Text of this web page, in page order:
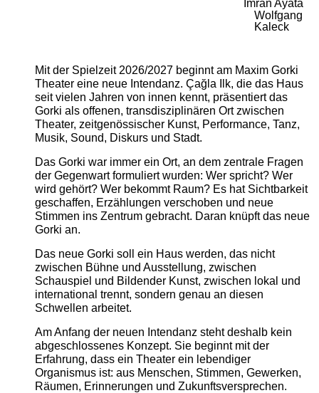
Imran Ayata
Wolfgang
Kaleck
Mit der Spielzeit 2026/2027 beginnt am Maxim Gorki
Theater eine neue Intendanz. Çağla Ilk, die das Haus
seit vielen Jahren von innen kennt, präsentiert das
Gorki als offenen, transdisziplinären Ort zwischen
Theater, zeitgenössischer Kunst, Performance, Tanz,
Musik, Sound, Diskurs und Stadt.
Das Gorki war immer ein Ort, an dem zentrale Fragen
der Gegenwart formuliert wurden: Wer spricht? Wer
wird gehört? Wer bekommt Raum? Es hat Sichtbarkeit
geschaffen, Erzählungen verschoben und neue
Stimmen ins Zentrum gebracht. Daran knüpft das neue
Gorki an.
Das neue Gorki soll ein Haus werden, das nicht
zwischen Bühne und Ausstellung, zwischen
Schauspiel und Bildender Kunst, zwischen lokal und
international trennt, sondern genau an diesen
Schwellen arbeitet.
Am Anfang der neuen Intendanz steht deshalb kein
abgeschlossenes Konzept. Sie beginnt mit der
Erfahrung, dass ein Theater ein lebendiger
Organismus ist: aus Menschen, Stimmen, Gewerken,
Räumen, Erinnerungen und Zukunftsversprechen.